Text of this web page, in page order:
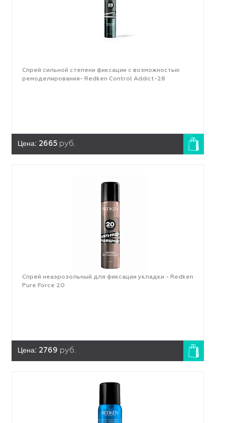
Спрей сильной степени фиксации с возможностью
ремоделирования- Redken Control Addict-28
Цена: 2665 руб.
Спрей неаэрозольный для фиксации укладки - Redken
Pure Force 20
Цена: 2769 руб.